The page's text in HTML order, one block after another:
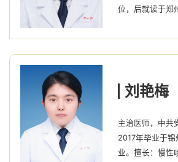
位，后就读于郑
在广州呼吸健康
进修，擅长呼吸
张症、间质性肺
肺结节等常见病
无创呼吸机使用
2020年在武汉
症监护病房，...
刘艳梅
主治医师，中共
2017年毕业于
业。擅长：慢性